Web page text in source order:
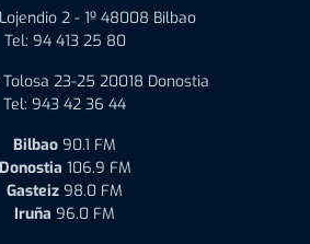
2 - 1º 48008 Bilbao
Tel: 94 413 25 80
23-25 20018 Donostia
Tel: 943 42 36 44
Bilbao 90.1 FM
Donostia 106.9 FM
Gasteiz 98.0 FM
Iruña 96.0 FM